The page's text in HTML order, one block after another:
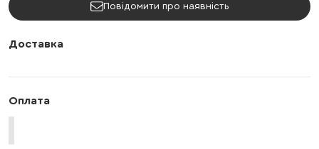
Повідомити про наявність
Доставка
Оплата